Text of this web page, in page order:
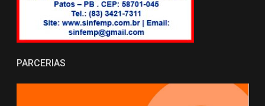
PARCERIAS